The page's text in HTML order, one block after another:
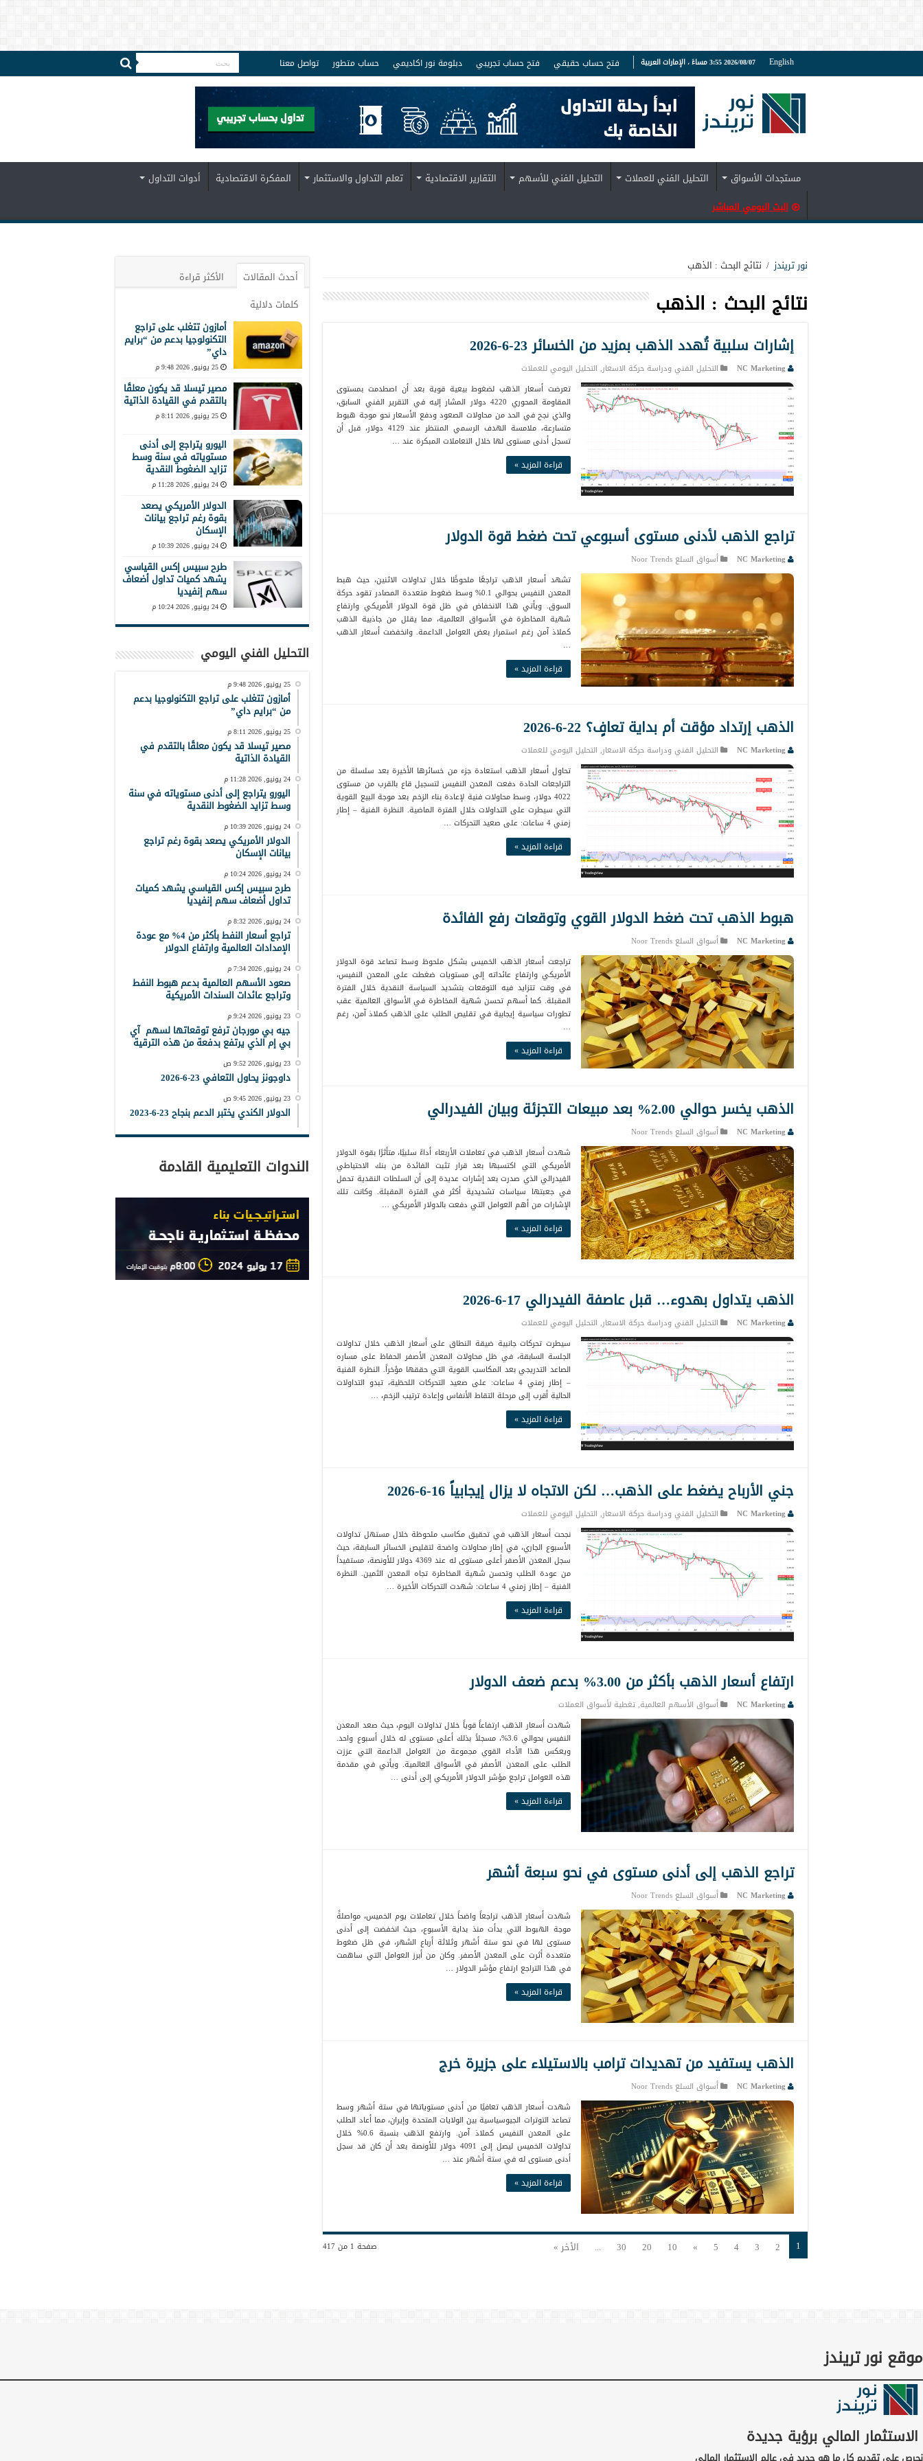
English 2026/08/07 3:55 مساءً ، الإمارات العربية فتح حساب حقيقي فتح حساب تجريبي دبلومة نور اكاديمي حساب متطور تواصل معنا
مستجدات الأسواق التحليل الفني للعملات التحليل الفني للأسهم التقارير الاقتصادية تعلم التداول والاستثمار المفكرة الاقتصادية
أدوات التداول
البث اليومي المباشر
نور تريندز / نتائج البحث : الذهب
نتائج البحث : الذهب
إشارات سلبية تُهدد الذهب بمزيد من الخسائر 23-6-2026
NC Marketing التحليل الفني ودراسة حركة الاسعار, التحليل اليومي للعملات
تعرضت أسعار الذهب لضغوط بيعية قوية بعد أن اصطدمت بمستوى
المقاومة المحوري 4220 دولار المشار إليه في التقرير الفني السابق،
والذي نجح في الحد من محاولات الصعود ودفع الأسعار نحو موجة هبوط
متسارعة، ملامسة الهدف الرسمي المنتظر عند 4129 دولار، قبل أن
تسجل أدنى مستوى لها خلال التعاملات المبكرة عند …
قراءة المزيد »
تراجع الذهب لأدنى مستوى أسبوعي تحت ضغط قوة الدولار
NC Marketing
أسواق السلع Noor Trends
تشهد أسعار الذهب تراجعًا ملحوظًا خلال تداولات الاثنين، حيث هبط
المعدن النفيس بحوالي 0.1% وسط ضغوط متعددة المصادر تقود حركة
السوق. ويأتي هذا الانخفاض في ظل قوة الدولار الأمريكي وارتفاع
شهية المخاطرة في الأسواق العالمية، مما يقلل من جاذبية الذهب
كملاذ آمن رغم استمرار بعض العوامل الداعمة. وانخفضت أسعار الذهب
…
قراءة المزيد »
الذهب إرتداد مؤقت أم بداية تعافٍ؟ 22-6-2026
NC Marketing التحليل الفني ودراسة حركة الاسعار, التحليل اليومي للعملات
تحاول أسعار الذهب استعادة جزء من خسائرها الأخيرة بعد سلسلة من
التراجعات الحادة دفعت المعدن النفيس لتسجيل قاع بالقرب من مستوى
4022 دولار، وسط محاولات فنية لإعادة بناء الزخم بعد موجة البيع القوية
التي سيطرت على التداولات خلال الفترة الماضية. النظرة الفنية – إطار
زمني 4 ساعات: على صعيد التحركات …
قراءة المزيد »
هبوط الذهب تحت ضغط الدولار القوي وتوقعات رفع الفائدة
NC Marketing
أسواق السلع Noor Trends
تراجعت أسعار الذهب الخميس بشكل ملحوظ وسط تصاعد قوة الدولار
الأمريكي وارتفاع عائداته إلى مستويات ضغطت على المعدن النفيس،
في وقت تتزايد فيه التوقعات بتشديد السياسة النقدية خلال الفترة
المقبلة. كما أسهم تحسن شهية المخاطرة في الأسواق العالمية عقب
تطورات سياسية إيجابية في تقليص الطلب على الذهب كملاذ آمن، رغم
…
قراءة المزيد »
الذهب يخسر حوالي 2.00% بعد مبيعات التجزئة وبيان الفيدرالي
NC Marketing
أسواق السلع Noor Trends
شهدت أسعار الذهب في تعاملات الأربعاء أداءً سلبيًا، متأثرًا بقوة الدولار
الأمريكي التي اكتسبها بعد قرار تثبت الفائدة من بنك الاحتياطي
الفيدرالي الذي صدرت بعد إشارات عديدة إلى أن السلطات النقدية تحمل
في جعبتها سياسات تشديدية أكثر في الفترة المقبلة. وكانت تلك
الإشارات من أهم العوامل التي دفعت بالدولار الأمريكي …
قراءة المزيد »
الذهب يتداول بهدوء… قبل عاصفة الفيدرالي 17-6-2026
NC Marketing التحليل الفني ودراسة حركة الاسعار, التحليل اليومي للعملات
سيطرت تحركات جانبية ضيقة النطاق على أسعار الذهب خلال تداولات
الجلسة السابقة، في ظل محاولات المعدن الأصفر الحفاظ على مساره
الصاعد التدريجي بعد المكاسب القوية التي حققها مؤخراً. النظرة الفنية
– إطار زمني 4 ساعات: على صعيد التحركات اللحظية، تبدو التداولات
الحالية أقرب إلى مرحلة التقاط الأنفاس وإعادة ترتيب الزخم، …
قراءة المزيد »
جني الأرباح يضغط على الذهب… لكن الاتجاه لا يزال إيجابياً 16-6-2026
NC Marketing التحليل الفني ودراسة حركة الاسعار, التحليل اليومي للعملات
نجحت أسعار الذهب في تحقيق مكاسب ملحوظة خلال مستهل تداولات
الأسبوع الجاري، في إطار محاولات واضحة لتقليص الخسائر السابقة، حيث
سجل المعدن الأصفر أعلى مستوى له عند 4369 دولار للأونصة، مستفيداً
من عودة الطلب وتحسن شهية المخاطرة تجاه المعدن الثمين. النظرة
الفنية – إطار زمني 4 ساعات: شهدت التحركات الأخيرة …
قراءة المزيد »
ارتفاع أسعار الذهب بأكثر من 3.00% بدعم ضعف الدولار
NC Marketing أسواق الأسهم العالمية,تغطية لأسواق العملات
شهدت أسعار الذهب ارتفاعاً قوياً خلال تداولات اليوم، حيث صعد المعدن
النفيس بحوالي 3.6%، مسجلاً بذلك أعلى مستوى له خلال أسبوع واحد.
ويعكس هذا الأداء القوي مجموعة من العوامل الداعمة التي عززت
الطلب على المعدن الأصفر في الأسواق العالمية. ويأتي في مقدمة
هذه العوامل تراجع مؤشر الدولار الأمريكي إلى أدنى …
قراءة المزيد »
تراجع الذهب إلى أدنى مستوى في نحو سبعة أشهر
NC Marketing
أسواق السلع Noor Trends
شهدت أسعار الذهب تراجعاً واضحاً خلال تعاملات يوم الخميس، مواصلةً
موجة الهبوط التي بدأت منذ بداية الأسبوع، حيث انخفضت إلى أدنى
مستوى لها في نحو ستة أشهر وثلاثة أرباع الشهر، في ظل ضغوط
متعددة أثرت على المعدن الأصفر. وكان من أبرز العوامل التي ساهمت
في هذا التراجع ارتفاع مؤشر الدولار …
قراءة المزيد »
الذهب يستفيد من تهديدات ترامب بالاستيلاء على جزيرة خرج
NC Marketing
أسواق السلع Noor Trends
شهدت أسعار الذهب تعافيًا من أدنى مستوياتها في ستة أشهر وسط
تصاعد التوترات الجيوسياسية بين الولايات المتحدة وإيران، مما أعاد الطلب
على المعدن النفيس كملاذ آمن. وارتفع الذهب بنسبة 0.6% خلال
تداولات الخميس ليصل إلى 4091 دولار للأونصة بعد أن كان قد سجل
أدنى مستوى له في ستة أشهر عند …
قراءة المزيد »
صفحة 1 من 417 1
2
3
4
5
»
10
20
30
... الأخر »
أحدث المقالات
الأكثر قراءة
كلمات دلالية
أمازون تتغلب على تراجع
التكنولوجيا بدعم من “برايم
داي”
25 يونيو, 2026 9:48 م
مصير تيسلا قد يكون معلقًا
بالتقدم في القيادة الذاتية
25 يونيو, 2026 8:11 م
اليورو يتراجع إلى أدنى
مستوياته في سنة وسط
تزايد الضغوط النقدية
24 يونيو, 2026 11:28 م
الدولار الأمريكي يصعد
بقوة رغم تراجع بيانات
الإسكان
24 يونيو, 2026 10:39 م
طرح سبيس إكس القياسي
يشهد كميات تداول أضعاف
سهم إنفيديا
24 يونيو, 2026 10:24 م
التحليل الفني اليومي
25 يونيو, 2026 9:48 م
أمازون تتغلب على تراجع التكنولوجيا بدعم
من “برايم داي”
25 يونيو, 2026 8:11 م
مصير تيسلا قد يكون معلقًا بالتقدم في
القيادة الذاتية
24 يونيو, 2026 11:28 م
اليورو يتراجع إلى أدنى مستوياته في سنة
وسط تزايد الضغوط النقدية
24 يونيو, 2026 10:39 م
الدولار الأمريكي يصعد بقوة رغم تراجع
بيانات الإسكان
24 يونيو, 2026 10:24 م
طرح سبيس إكس القياسي يشهد كميات
تداول أضعاف سهم إنفيديا
24 يونيو, 2026 8:32 م
تراجع أسعار النفط بأكثر من 4% مع عودة
الإمدادات العالمية وارتفاع الدولار
24 يونيو, 2026 7:34 م
صعود الأسهم العالمية بدعم هبوط النفط
وتراجع عائدات السندات الأمريكية
23 يونيو, 2026 9:24 م
جيه بي مورجان ترفع توقعاتها لسهم آي
بي إم الذي يرتفع بدفعة من هذه الترقية
23 يونيو, 2026 9:52 ص
داوجونز يحاول التعافي 23-6-2026
23 يونيو, 2026 9:45 ص
الدولار الكندي يختبر الدعم بنجاح 23-6-2023
الندوات التعليمية القادمة
موقع نور تريندز
الاستثمار المالي برؤية جديدة